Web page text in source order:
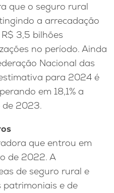
que o seguro rural
a arrecadação
R$ 3,5 bilhões
no período. Ainda
Nacional das
para 2024 é
em 18,1% a
de 2023.
que entrou em
de 2022. A
de seguro rural e
patrimoniais e de